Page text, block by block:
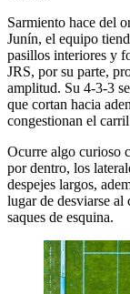
Sarmiento hace del
Junín, el equipo
pasillos interiores y
JRS, por su parte,
amplitud. Su 4-3-3
que cortan hacia
congestionan el
Ocurre algo curioso
por dentro, los
despejes largos,
lugar de desviarse
saques de esquina.